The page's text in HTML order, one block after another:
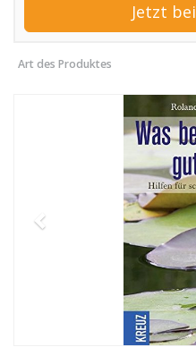
Jetzt bei
Art des Produktes